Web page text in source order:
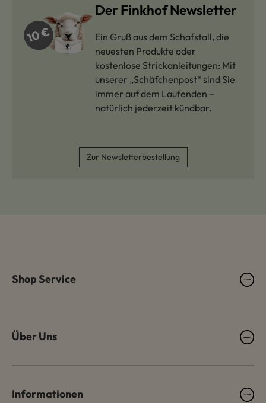
Der Finkhof Newsletter
Ein Gruß aus dem Schafstall, die
neuesten Produkte oder
kostenlose Strickanleitungen: Mit
unserer „Schäfchenpost“ sind Sie
immer auf dem Laufenden –
natürlich jederzeit kündbar.
Zur Newsletterbestellung
Shop Service
Über Uns
Informationen